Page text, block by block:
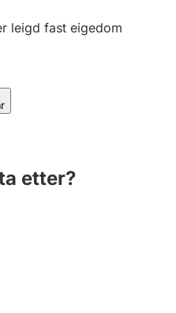
leigd fast eigedom
etter?